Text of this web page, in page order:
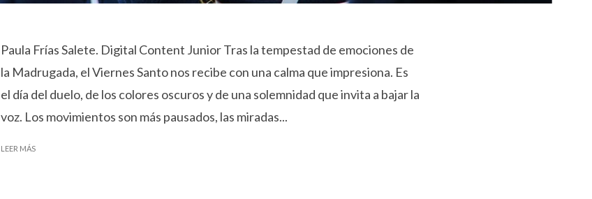
Paula Frías Salete. Digital Content Junior Tras la tempestad de emociones de
la Madrugada, el Viernes Santo nos recibe con una calma que impresiona. Es
el día del duelo, de los colores oscuros y de una solemnidad que invita a bajar la
voz. Los movimientos son más pausados, las miradas...
LEER MÁS